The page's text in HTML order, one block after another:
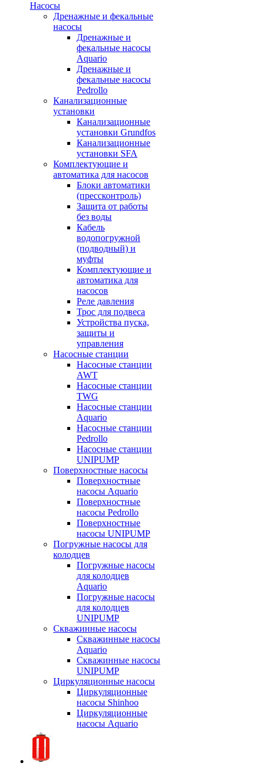
Насосы
Дренажные и фекальные
насосы
Дренажные и
фекальные насосы
Aquario
Дренажные и
фекальные насосы
Pedrollo
Канализационные
установки
Канализационные
установки Grundfos
Канализационные
установки SFA
Комплектующие и
автоматика для насосов
Блоки автоматики
(прессконтроль)
Защита от работы
без воды
Кабель
водопогружной
(подводный) и
муфты
Комплектующие и
автоматика для
насосов
Реле давления
Трос для подвеса
Устройства пуска,
защиты и
управления
Насосные станции
Насосные станции
AWT
Насосные станции
TWG
Насосные станции
Aquario
Насосные станции
Pedrollo
Насосные станции
UNIPUMP
Поверхностные насосы
Поверхностные
насосы Aquario
Поверхностные
насосы Pedrollo
Поверхностные
насосы UNIPUMP
Погружные насосы для
колодцев
Погружные насосы
для колодцев
Aquario
Погружные насосы
для колодцев
UNIPUMP
Скважинные насосы
Скважинные насосы
Aquario
Скважинные насосы
UNIPUMP
Циркуляционные насосы
Циркуляционные
насосы Shinhoo
Циркуляционные
насосы Aquario